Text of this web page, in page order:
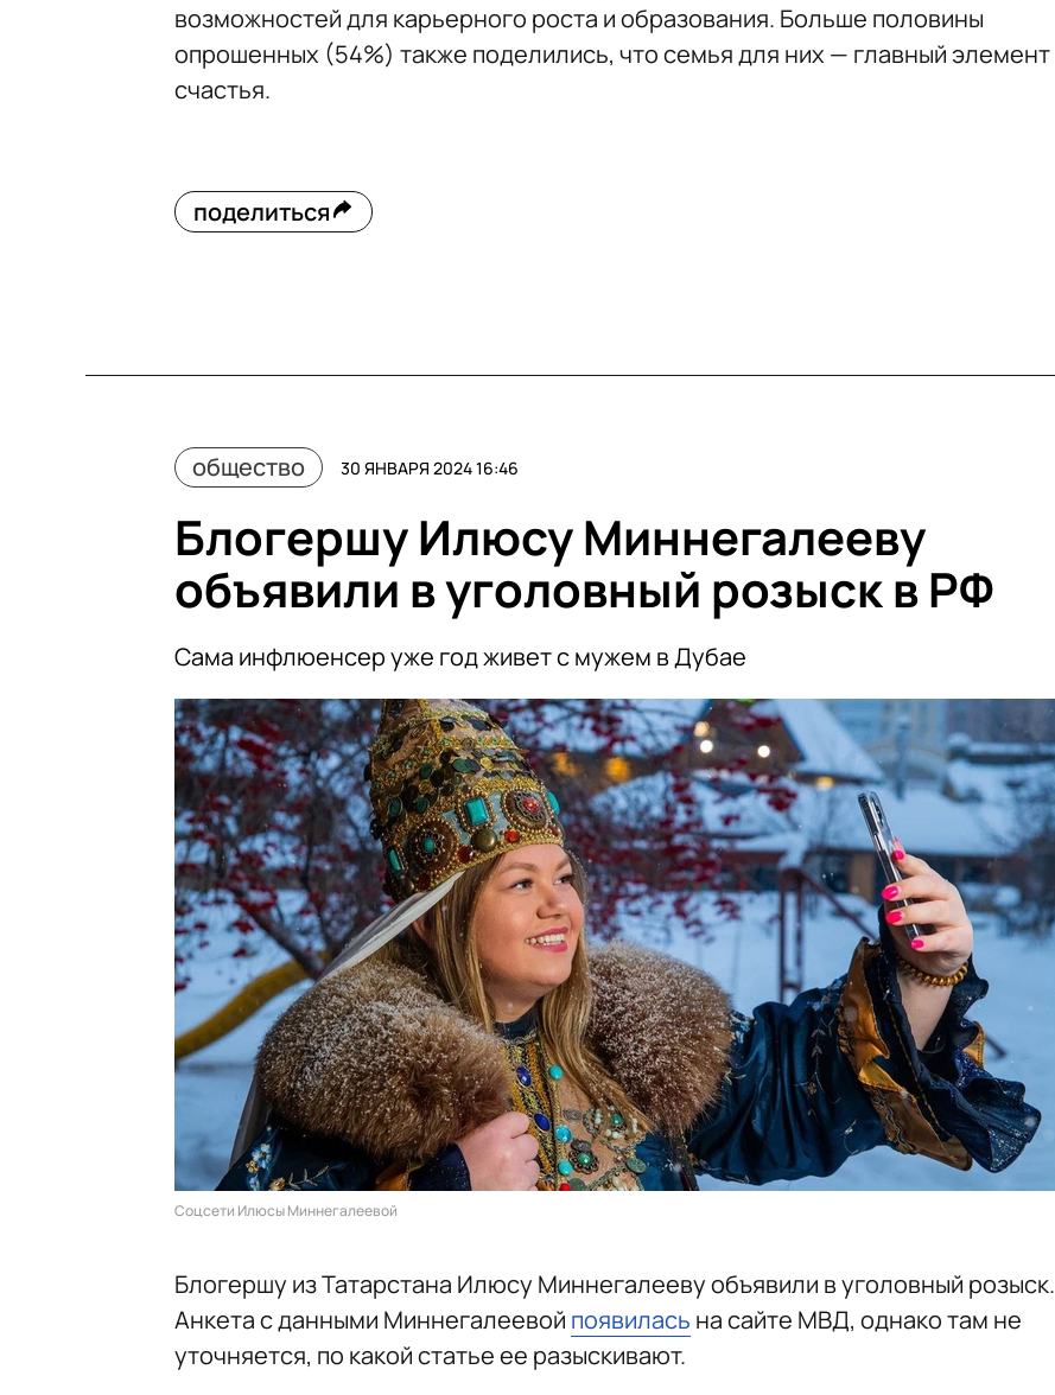
возможностей для карьерного роста и образования. Больше половины
опрошенных (54%) также поделились, что семья для них — главный элемент
счастья.
поделиться
общество 30 ЯНВАРЯ 2024 16:46
Блогершу Илюсу Миннегалееву
объявили в уголовный розыск в РФ
Сама инфлюенсер уже год живет с мужем в Дубае
Соцсети Илюсы Миннегалеевой
Блогершу из Татарстана Илюсу Миннегалееву объявили в уголовный розыск.
Анкета с данными Миннегалеевой появилась на сайте МВД, однако там не
уточняется, по какой статье ее разыскивают.